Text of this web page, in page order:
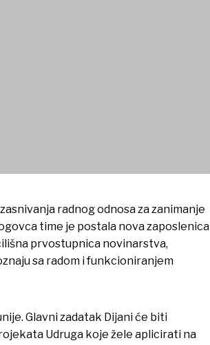
radnog odnosa za zanimanje
time je postala nova zaposlenica
prvostupnica novinarstva,
sa radom i funkcioniranjem
Glavni zadatak Dijani će biti
Udruga koje žele aplicirati na